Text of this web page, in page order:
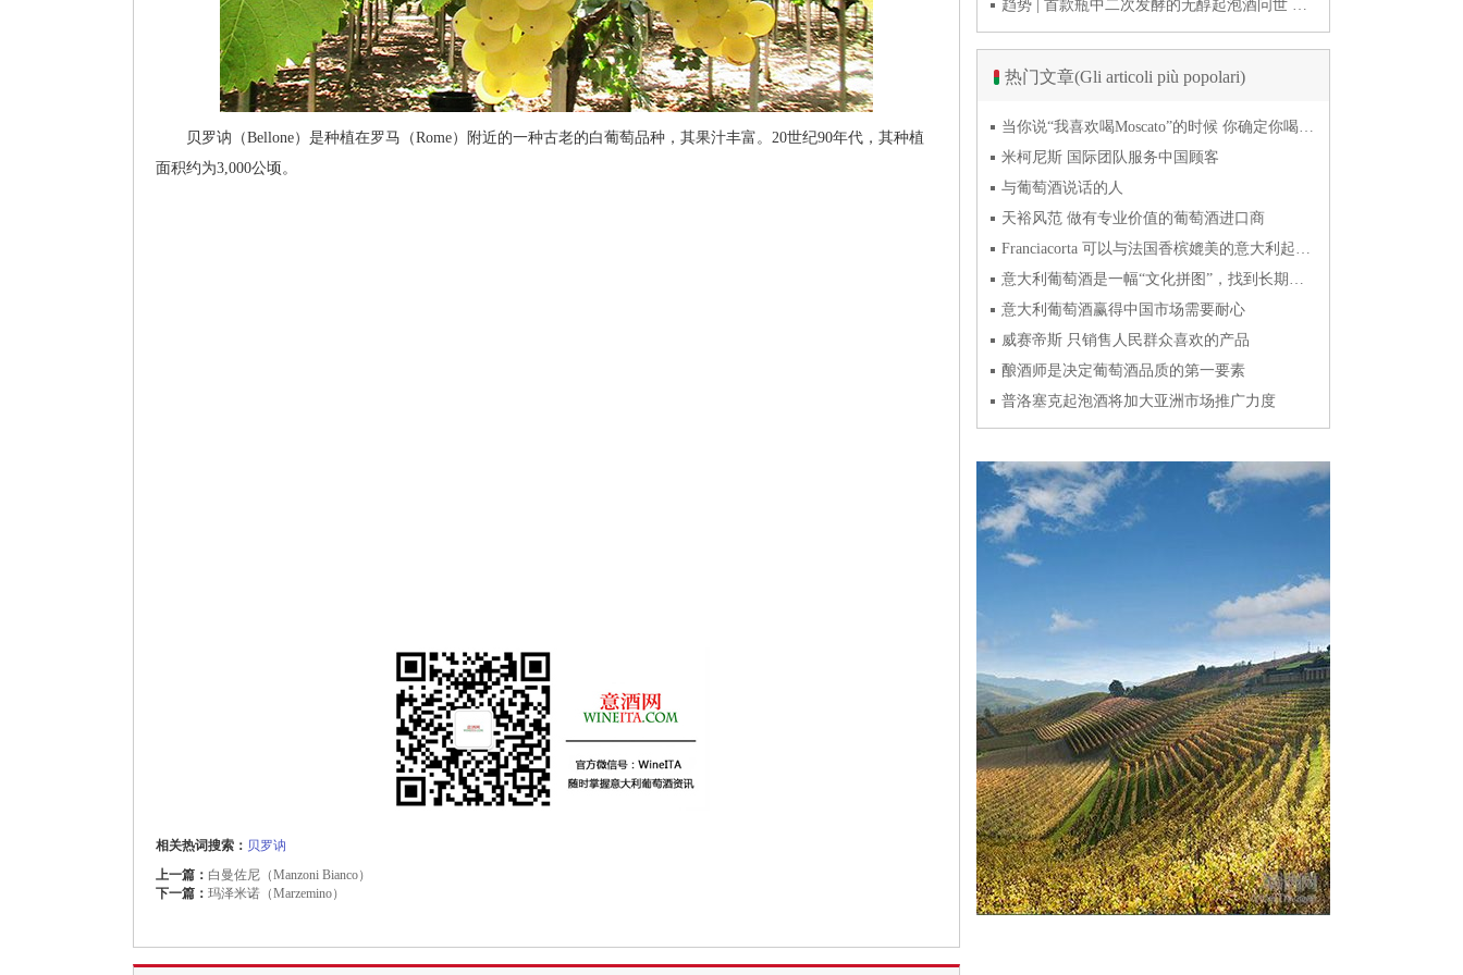
贝罗讷（Bellone）是种植在罗马（Rome）附近的一种古老的白葡萄品种，其果汁丰富。20世纪90年代，其种植
面积约为3,000公顷。
相关热词搜索： 贝罗讷
上一篇： 白曼佐尼（Manzoni Bianco）
下一篇： 玛泽米诺（Marzemino）
趋势 | 首款瓶中二次发酵的无醇起泡酒问世 意大利酿酒师用特种酵母开创历史
热门文章(Gli articoli più popolari)
当你说“我喜欢喝Moscato”的时候 你确定你喝的到底是什么吗？
米柯尼斯 国际团队服务中国顾客
与葡萄酒说话的人
天裕风范 做有专业价值的葡萄酒进口商
Franciacorta 可以与法国香槟媲美的意大利起泡酒
意大利葡萄酒是一幅“文化拼图”，找到长期合作伙伴最具挑战
意大利葡萄酒赢得中国市场需要耐心
威赛帝斯 只销售人民群众喜欢的产品
酿酒师是决定葡萄酒品质的第一要素
普洛塞克起泡酒将加大亚洲市场推广力度